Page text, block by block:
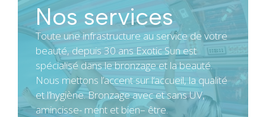
Nos services
Toute une infrastructure au service de votre
beauté, depuis 30 ans Exotic Sun est
spécialisé dans le bronzage et la beauté.
Nous mettons l’accent sur l‘accueil, la qualité
et l’hygiène. Bronzage avec et sans UV,
amincisse- ment et bien– être.